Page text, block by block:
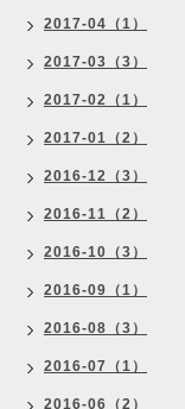
2017-04（1）
2017-03（3）
2017-02（1）
2017-01（2）
2016-12（3）
2016-11（2）
2016-10（3）
2016-09（1）
2016-08（3）
2016-07（1）
2016-06（2）